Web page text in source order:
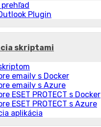
Plugin
skriptami
emaily s Docker
emaily s Azure
ESET PROTECT s Docker
ESET PROTECT s Azure
aplikácia